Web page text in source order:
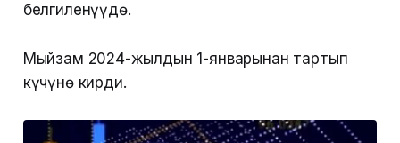
белгиленүүдө.
Мыйзам 2024-жылдын 1-январынан тартып
күчүнө кирди.